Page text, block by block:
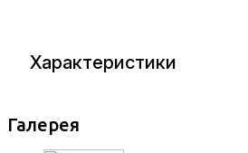
Характеристики
Галерея